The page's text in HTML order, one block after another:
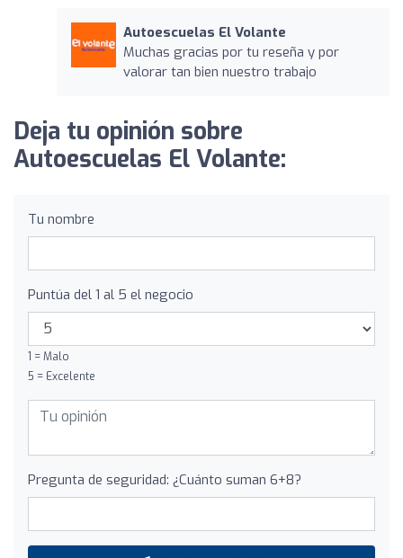
Autoescuelas El Volante
Muchas gracias por tu reseña y por
valorar tan bien nuestro trabajo
Deja tu opinión sobre
Autoescuelas El Volante:
Tu nombre
Puntúa del 1 al 5 el negocio
1 = Malo
5 = Excelente
Pregunta de seguridad: ¿Cuánto suman 6+8?